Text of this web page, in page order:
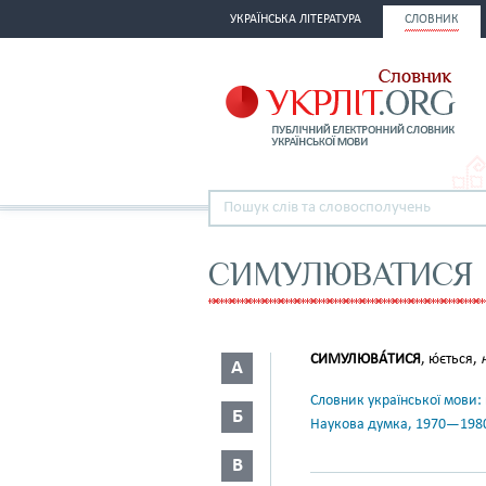
УКРАЇНСЬКА ЛІТЕРАТУРА СЛОВНИК
СИМУЛЮВАТИСЯ
А
Б
В
СИМУЛЮВА́ТИСЯ, ю́ється,
Словник української
Наукова думка,